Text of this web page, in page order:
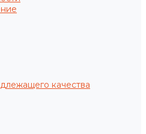
качества